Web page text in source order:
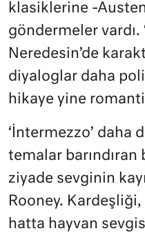
klasiklerine -
göndermeler vardı.
Neredesin’de
diyaloglar daha
hikaye yine
‘İntermezzo’ daha
temalar
ziyade sevginin
Rooney.
hatta hayvan